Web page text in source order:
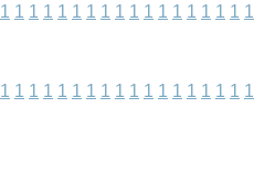
1 1 1 1 1 1 1 1 1 1 1 1 1 1 1 1 1 1
1 1 1 1 1 1 1 1 1 1 1 1 1 1 1 1 1 1